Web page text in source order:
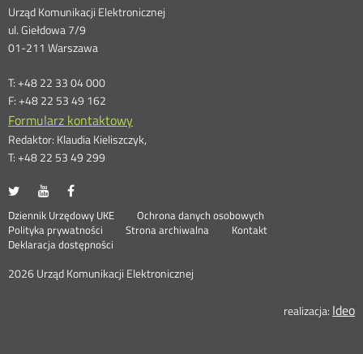
Dane
kontaktowe
Urząd Komunikacji Elektronicznej
ul. Giełdowa 7/9
01-211 Warszawa
T: +48 22 33 04 000
F: +48 22 53 49 162
Formularz kontaktowy
Redaktor: Klaudia Kieliszczyk,
T: +48 22 53 49 299
UKE
portalu
Twitter
Otwórz
nowym
oknie
UKE
portalu
Youtube
Otwórz
nowym
oknie
portalu
Facebook
nowym
oknie
Stopka
menu
Dziennik Urzędowy UKE Otwórz
Ochrona danych osobowych
Polityka prywatności
Otwórz
w
oknie
Strona archiwalna
Kontakt
Deklaracja dostępności
2026 Urząd Komunikacji Elektronicznej
realizacja: Ideo